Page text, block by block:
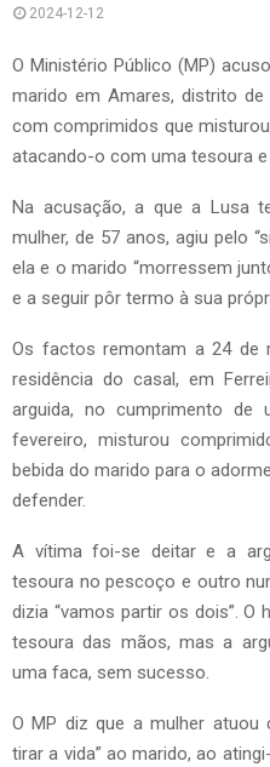
2024-12-12
O Ministério Público (MP)
marido em Amares, distrito
com comprimidos que
atacando-o com uma tesoura
Na acusação, a que a Lusa
mulher, de 57 anos, agiu pelo
ela e o marido “morressem
e a seguir pôr termo à sua
Os factos remontam a 24 de
residência do casal, em
arguida, no cumprimento de
fevereiro, misturou
bebida do marido para o
defender.
A vítima foi-se deitar e a
tesoura no pescoço e outro
dizia “vamos partir os dois”. O
tesoura das mãos, mas a
uma faca, sem sucesso.
O MP diz que a mulher atuou
tirar a vida” ao marido, ao